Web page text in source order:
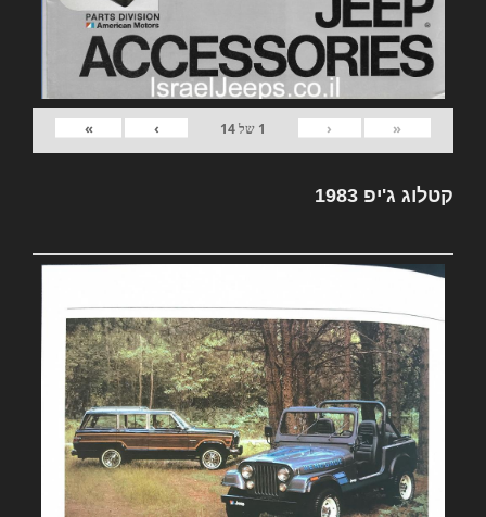
«
‹
1 של14
›
»
קטלוג ג'יפ 1983